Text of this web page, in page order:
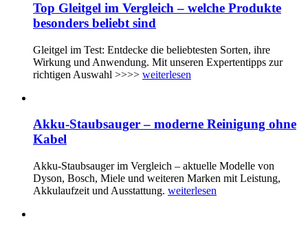
Top Gleitgel im Vergleich – welche Produkte
besonders beliebt sind
Gleitgel im Test: Entdecke die beliebtesten Sorten, ihre
Wirkung und Anwendung. Mit unseren Expertentipps zur
richtigen Auswahl >>>> weiterlesen
Akku-Staubsauger – moderne Reinigung ohne
Kabel
Akku-Staubsauger im Vergleich – aktuelle Modelle von
Dyson, Bosch, Miele und weiteren Marken mit Leistung,
Akkulaufzeit und Ausstattung. weiterlesen